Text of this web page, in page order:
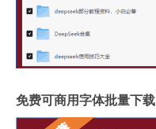
免费可商用字体批量下载